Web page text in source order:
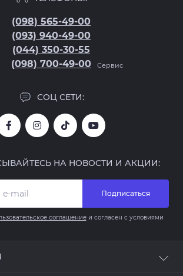
(098) 565-49-00
(093) 940-49-00
(044) 350-30-55
(098) 700-49-00
Сервис
СОЦ СЕТИ:
НА НОВОСТИ И АКЦИИ:
Подписаться
соглашениеи согласен с условиями